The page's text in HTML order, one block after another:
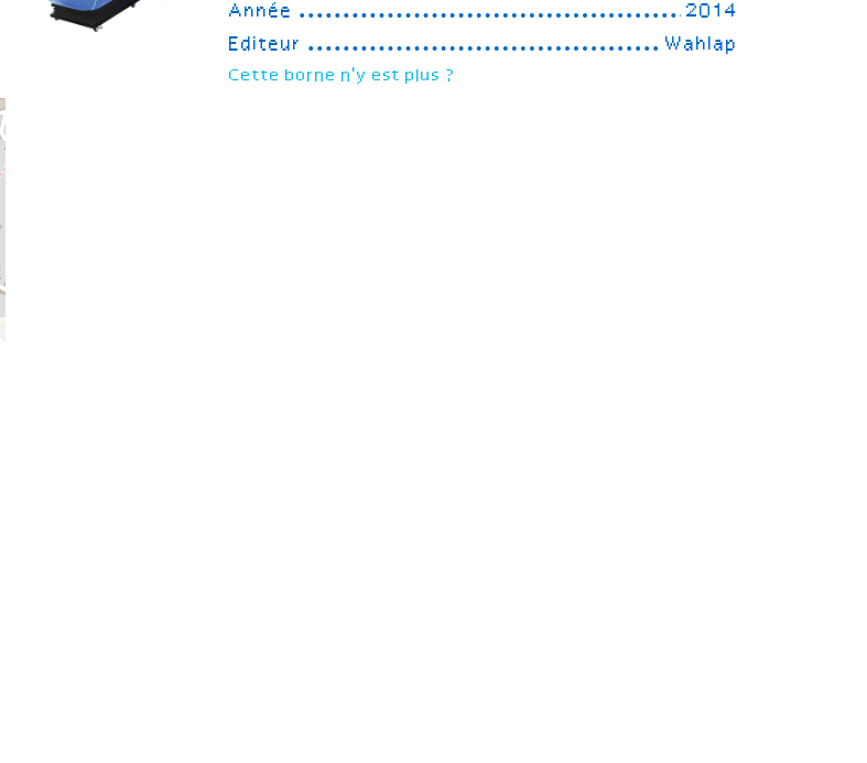
Année
2014
Editeur
Wahlap
Cette borne n'y est plus ?